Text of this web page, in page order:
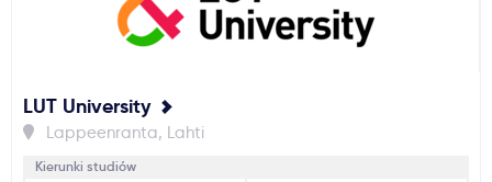
LUT University
Lappeenranta, Lahti
Kierunki studiów